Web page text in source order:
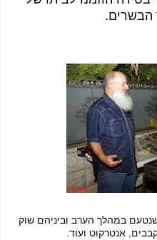
הבשרים.
במהלך הערב וביניהם שוק
אנטרקוט ועוד.